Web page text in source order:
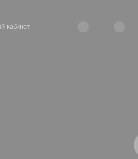
кабинет